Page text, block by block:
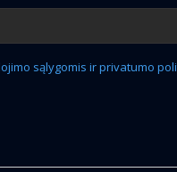
sąlygomis ir privatumo